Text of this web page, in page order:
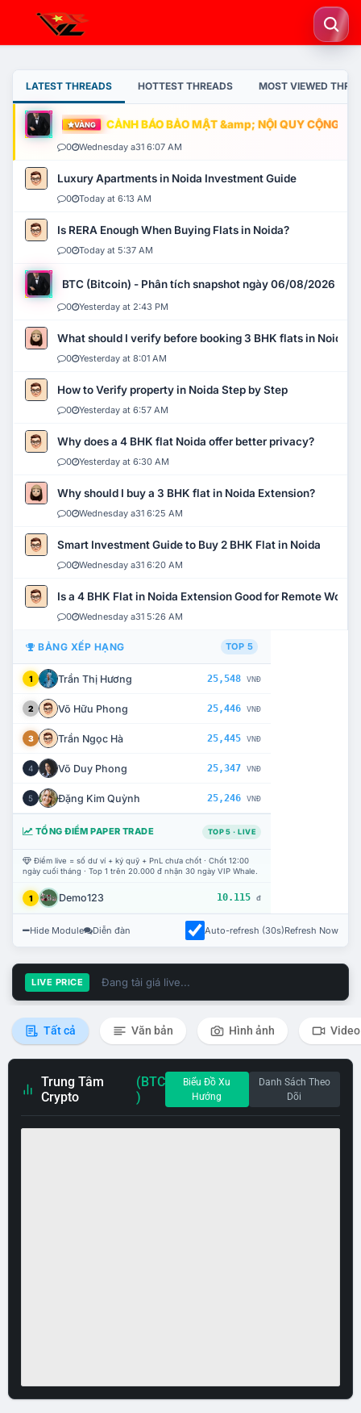
LATEST THREADS HOTTEST THREADS MOST VIEWED
VÀNG CẢNH BÁO BẢO MẬT &amp; NỘI QUY CỘNG
0 Wednesday a31 6:07 AM
Luxury Apartments in Noida Investment Guide
0 Today at 6:13 AM
Is RERA Enough When Buying Flats in Noida?
0 Today at 5:37 AM
BTC (Bitcoin) - Phân tích snapshot ngày 06/08/2026
0 Yesterday at 2:43 PM
What should I verify before booking 3 BHK flats in Noida?
0 Yesterday at 8:01 AM
How to Verify property in Noida Step by Step
0 Yesterday at 6:57 AM
Why does a 4 BHK flat Noida offer better privacy?
0 Yesterday at 6:30 AM
Why should I buy a 3 BHK flat in Noida Extension?
0 Wednesday a31 6:25 AM
Smart Investment Guide to Buy 2 BHK Flat in Noida
0 Wednesday a31 6:20 AM
Is a 4 BHK Flat in Noida Extension Good for Remote Work?
0 Wednesday a31 5:26 AM
BẢNG XẾP HẠNG TOP 5
1 Trần Thị Hương 25,548 VNĐ
2 Võ Hữu Phong 25,446 VNĐ
3 Trần Ngọc Hà 25,445 VNĐ
4 Võ Duy Phong 25,347 VNĐ
5 Đặng Kim Quỳnh 25,246 VNĐ
TỔNG ĐIỂM PAPER TRADE TOP 5 · LIVE
Điểm live = số dư ví + ký quỹ + PnL chưa chốt · Chốt 12:00
ngày cuối tháng · Top 1 trên 20.000 đ nhận 30 ngày VIP Whale.
1 Demo123 10.115 đ
Hide Module Diễn đàn Auto-refresh (30s)Refresh Now
LIVE PRICE Đang tải giá live...
Tất cả Văn bản Hình ảnh Video
Trung Tâm
Crypto
(BTC
)
Biểu Đồ Xu
Hướng
Danh Sách Theo
Dõi